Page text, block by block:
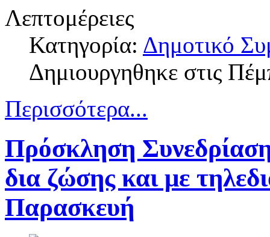
Λεπτομέρειες
Κατηγορία: Δημοτικό
Δημιουργηθηκε στις
Περισσότερα...
Πρόσκληση
δια ζώσης και με
Παρασκευή